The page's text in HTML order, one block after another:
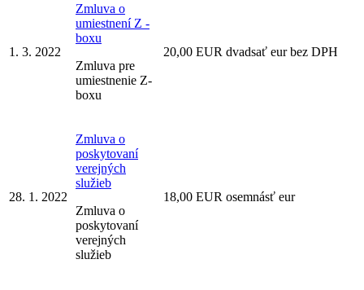
1. 3. 2022
Zmluva o
umiestnení Z -
boxu
Zmluva pre
umiestnenie Z-
boxu
20,00 EUR dvadsať eur bez DPH
28. 1. 2022
Zmluva o
poskytovaní
verejných
služieb
Zmluva o
poskytovaní
verejných
služieb
18,00 EUR osemnásť eur